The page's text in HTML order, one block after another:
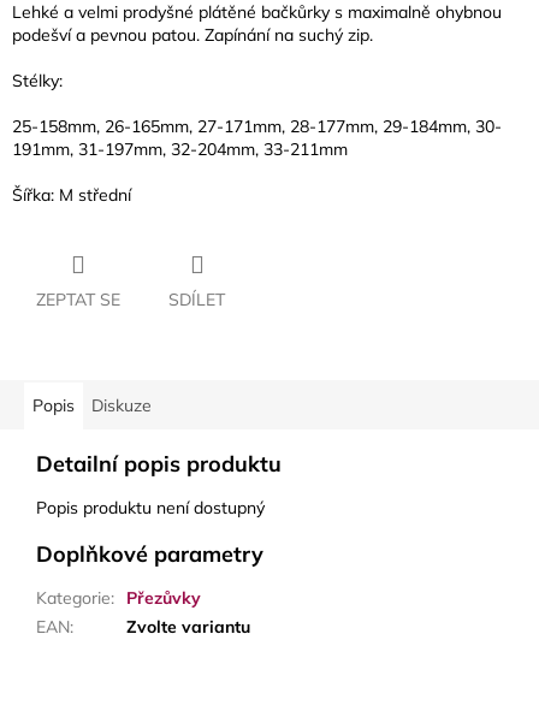
Lehké a velmi prodyšné plátěné bačkůrky s maximalně ohybnou
podešví a pevnou patou. Zapínání na suchý zip.
Stélky:
25-158mm, 26-165mm, 27-171mm, 28-177mm, 29-184mm, 30-
191mm, 31-197mm, 32-204mm, 33-211mm
Šířka: M střední
ZEPTAT SE SDÍLET
Popis Diskuze
Detailní popis produktu
Popis produktu není dostupný
Doplňkové parametry
Kategorie:
Přezůvky
EAN: Zvolte variantu